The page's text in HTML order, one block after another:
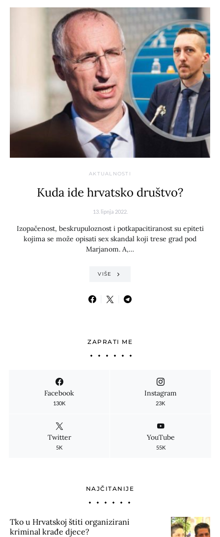
AKTUALNOSTI
Kuda ide hrvatsko društvo?
13. lipnja 2022.
Izopačenost, beskrupuloznost i potkapacitiranost su epiteti
kojima se može opisati sex skandal koji trese grad pod
Marjanom. A,…
VIŠE
ZAPRATI ME
Facebook
130K
Instagram
23K
Twitter
5K
YouTube
55K
NAJČITANIJE
Tko u Hrvatskoj štiti organizirani
kriminal krađe djece?